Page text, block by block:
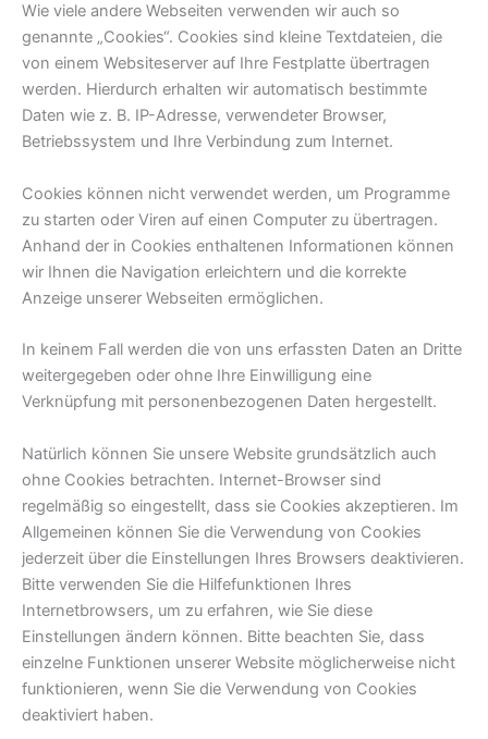
Wie viele andere Webseiten verwenden wir auch so
genannte „Cookies“. Cookies sind kleine Textdateien, die
von einem Websiteserver auf Ihre Festplatte übertragen
werden. Hierdurch erhalten wir automatisch bestimmte
Daten wie z. B. IP-Adresse, verwendeter Browser,
Betriebssystem und Ihre Verbindung zum Internet.
Cookies können nicht verwendet werden, um Programme
zu starten oder Viren auf einen Computer zu übertragen.
Anhand der in Cookies enthaltenen Informationen können
wir Ihnen die Navigation erleichtern und die korrekte
Anzeige unserer Webseiten ermöglichen.
In keinem Fall werden die von uns erfassten Daten an Dritte
weitergegeben oder ohne Ihre Einwilligung eine
Verknüpfung mit personenbezogenen Daten hergestellt.
Natürlich können Sie unsere Website grundsätzlich auch
ohne Cookies betrachten. Internet-Browser sind
regelmäßig so eingestellt, dass sie Cookies akzeptieren. Im
Allgemeinen können Sie die Verwendung von Cookies
jederzeit über die Einstellungen Ihres Browsers deaktivieren.
Bitte verwenden Sie die Hilfefunktionen Ihres
Internetbrowsers, um zu erfahren, wie Sie diese
Einstellungen ändern können. Bitte beachten Sie, dass
einzelne Funktionen unserer Website möglicherweise nicht
funktionieren, wenn Sie die Verwendung von Cookies
deaktiviert haben.